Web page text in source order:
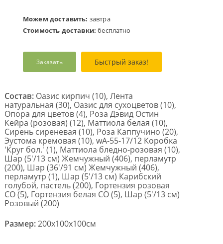
связь
language
Можем доставить: завтра
Стоимость доставки: бесплатно
Заказать Быстрый заказ!
Состав: Оазис кирпич (10), Лента
натуральная (30), Оазис для сухоцветов (10),
Опора для цветов (4), Роза Дэвид Остин
Кейра (розовая) (12), Маттиола белая (10),
Сирень сиреневая (10), Роза Каппучино (20),
Эустома кремовая (10), wA-55-17/12 Коробка
'Круг бол.' (1), Маттиола бледно-розовая (10),
Шар (5'/13 см) Жемчужный (406), перламутр
(200), Шар (36'/91 см) Жемчужный (406),
перламутр (1), Шар (5'/13 см) Карибский
голубой, пастель (200), Гортензия розовая
CO (5), Гортензия белая CO (5), Шар (5'/13 см)
Розовый (200)
Размер:200x100x100см